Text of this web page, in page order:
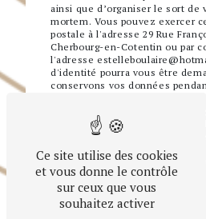
ainsi que d’organiser le sort de
mortem. Vous pouvez exercer
postale à l'adresse 29 Rue
Cherbourg-en-Cotentin ou par
l'adresse
d'identité pourra vous être
conservons vos données
de contact puis pendant la
légale aux fins probatoires et
contentieux. Vous avez le droit
liste d'opposition au
disponible à cette adresse:
le site cnil.fr pour plus
Ce site utilise des cookies
et vous donne le contrôle
sur ceux que vous
souhaitez activer